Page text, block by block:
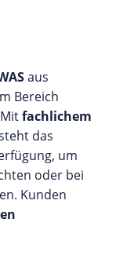
aus
Bereich
fachlichem
das
um
oder bei
Kunden